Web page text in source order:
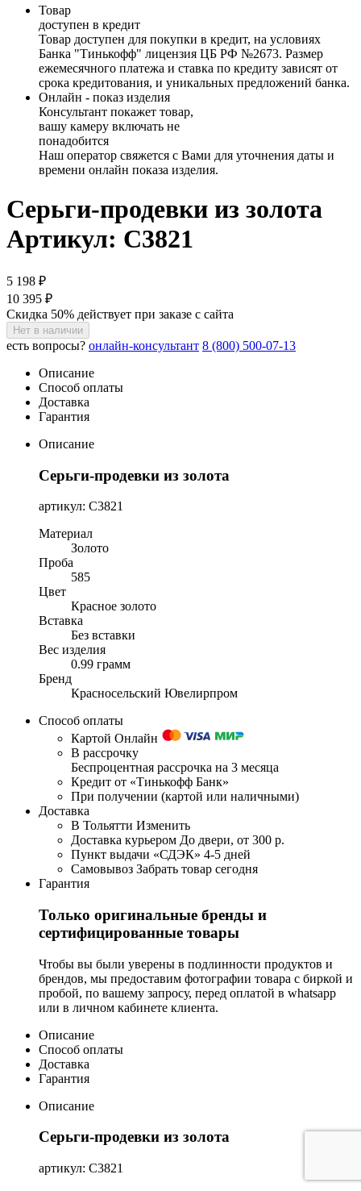
Товар
доступен в кредит
Товар доступен для покупки в кредит, на условиях
Банка "Тинькофф" лицензия ЦБ РФ №2673. Размер
ежемесячного платежа и ставка по кредиту зависят от
срока кредитования, и уникальных предложений банка.
Онлайн - показ изделия
Консультант покажет товар,
вашу камеру включать не
понадобится
Наш оператор свяжется с Вами для уточнения даты и
времени онлайн показа изделия.
Серьги-продевки из золота
Артикул: С3821
5 198 ₽
10 395 ₽
Скидка 50% действует при заказе с сайта
Нет в наличии
есть вопросы? онлайн-консультант 8 (800) 500-07-13
Описание
Способ оплаты
Доставка
Гарантия
Описание
Серьги-продевки из золота
артикул: С3821
Материал
Золото
Проба
585
Цвет
Красное золото
Вставка
Без вставки
Вес изделия
0.99 грамм
Бренд
Красносельский Ювелирпром
Способ оплаты
Картой Онлайн
В рассрочку
Беспроцентная рассрочка на 3 месяца
Кредит от «Тинькофф Банк»
При получении (картой или наличными)
Доставка
В Тольятти Изменить
Доставка курьером До двери, от 300 р.
Пункт выдачи «СДЭК» 4-5 дней
Самовывоз Забрать товар сегодня
Гарантия
Только оригинальные бренды и
сертифицированные товары
Чтобы вы были уверены в подлинности продуктов и
брендов, мы предоставим фотографии товара с биркой и
пробой, по вашему запросу, перед оплатой в whatsapp
или в личном кабинете клиента.
Описание
Способ оплаты
Доставка
Гарантия
Описание
Серьги-продевки из золота
артикул: С3821